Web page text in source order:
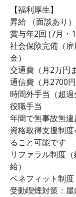
【福利厚生】
昇給 （面談あり）
賞与年2回 (7月・
社会保険完備（
金）
交通費（月2万円
通信費（月2700円
時間外手当（超過
役職手当
年間で無事故無
資格取得支援制
ること可能です
リファラル制度
給）
ベネフィット制度
受動喫煙対策：